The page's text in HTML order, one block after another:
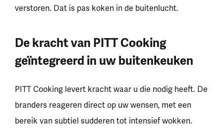
verstoren. Dat is pas koken in de buitenlucht.
De kracht van PITT Cooking
geïntegreerd in uw buitenkeuken
PITT Cooking levert kracht waar u die nodig heeft. De
branders reageren direct op uw wensen, met een
bereik van subtiel sudderen tot intensief wokken.